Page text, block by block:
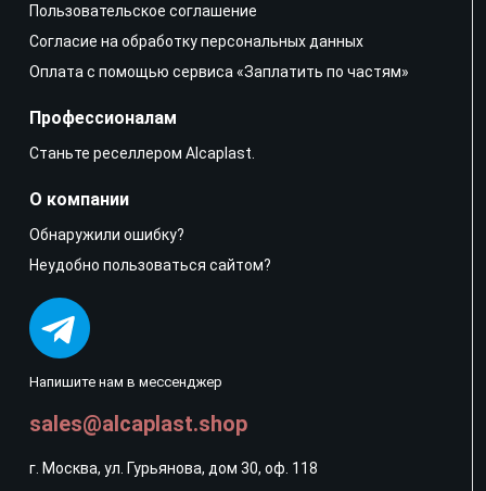
Напишите нам в мессенджер
sales@alcaplast.shop
г. Москва, ул. Гурьянова, дом 30, оф. 118
Пользовательское соглашение
Согласие на обработку персональных данных
Оплата с помощью сервиса «Заплатить по частям»
Профессионалам
Станьте реселлером Alcaplast.
О компании
Обнаружили ошибку?
Неудобно пользоваться сайтом?